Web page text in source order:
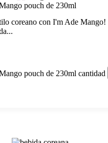
pouch de 230ml
coreano con I'm Ade Mango!
pouch de 230ml cantidad